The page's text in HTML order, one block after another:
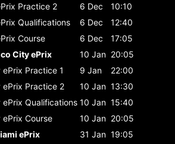
Practice 2 6 Dec
10:10
Qualifications 6 Dec
12:40
Course 6 Dec
17:05
City ePrix
10 Jan 20:05
ePrix Practice 1 9 Jan
22:00
ePrix Practice 2 10 Jan 13:30
ePrix Qualifications 10 Jan 15:40
ePrix Course 10 Jan 20:05
ePrix
31 Jan 19:05